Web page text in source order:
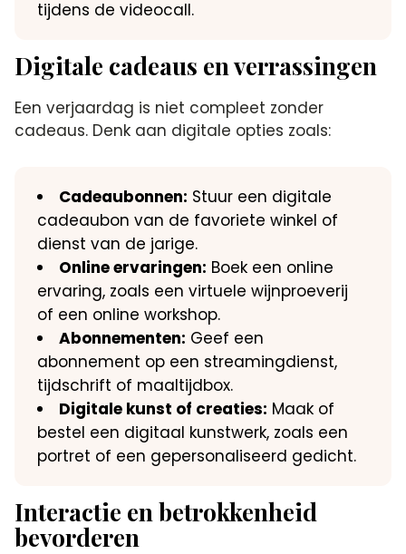
tijdens de videocall.​
Digitale cadeaus en verrassingen
Een verjaardag is niet compleet zonder
cadeaus.​ Denk aan digitale opties zoals:
Cadeaubonnen: Stuur een digitale
cadeaubon van de favoriete winkel of
dienst van de jarige.​
Online ervaringen: Boek een online
ervaring, zoals een virtuele wijnproeverij
of een online workshop.​
Abonnementen: Geef een
abonnement op een streamingdienst,
tijdschrift of maaltijdbox.​
Digitale kunst of creaties: Maak of
bestel een digitaal kunstwerk, zoals een
portret of een gepersonaliseerd gedicht.​
Interactie en betrokkenheid
bevorderen